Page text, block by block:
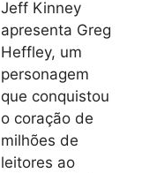
Jeff Kinney
apresenta Greg
Heffley, um
personagem
que conquistou
o coração de
milhões de
leitores ao